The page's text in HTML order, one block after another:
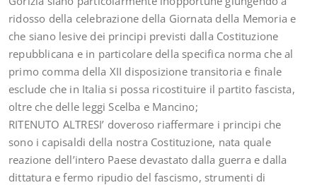
ridosso della celebrazione della Giornata della Memoria e
che siano lesive dei principi previsti dalla Costituzione
repubblicana e in particolare della specifica norma che al
primo comma della XII disposizione transitoria e finale
esclude che in Italia si possa ricostituire il partito fascista,
oltre che delle leggi Scelba e Mancino;
RITENUTO ALTRESI’ doveroso riaffermare i principi che
sono i capisaldi della nostra Costituzione, nata quale
reazione dell’intero Paese devastato dalla guerra e dalla
dittatura e fermo ripudio del fascismo, strumenti di